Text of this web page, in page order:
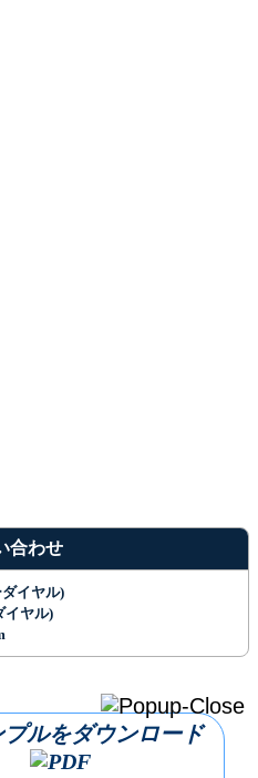
合わせ
ダイヤル)
イヤル)
プルをダウンロード